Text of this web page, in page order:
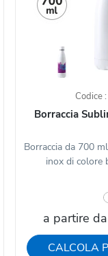
Codice
Borraccia
Borraccia da 700
inox di colore
a partire da
CALCOLA